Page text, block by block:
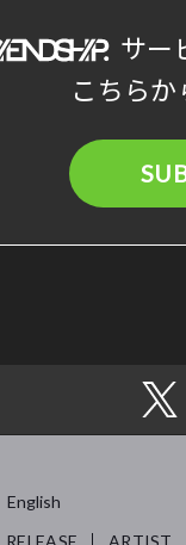
サー
こちら
English
RELEASE ARTIST